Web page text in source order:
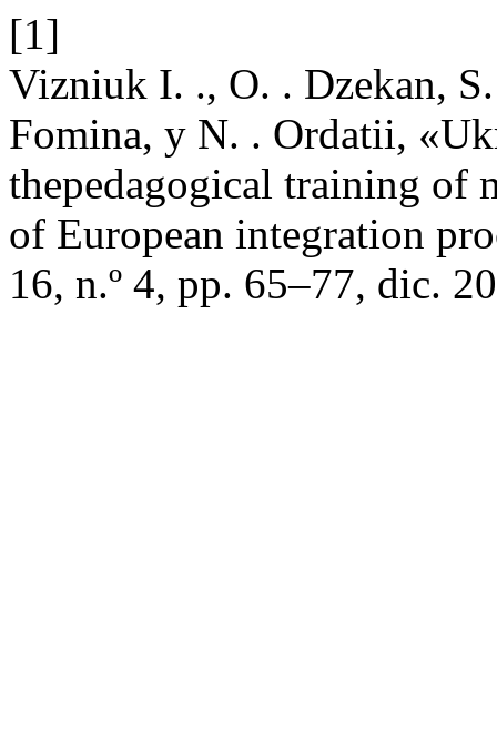
[1]
Viznіuk I. ., O. . Dzekan,
Fomina, y N. . Ordatii,
thepedagogical training of
of European integration
16, n.º 4, pp. 65–77, dic.